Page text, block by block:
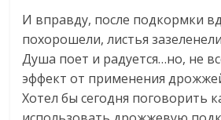
И вправду, после подкормки
похорошели, листья
Душа поет и радуется…но, не
эффект от применения
Хотел бы сегодня поговорить